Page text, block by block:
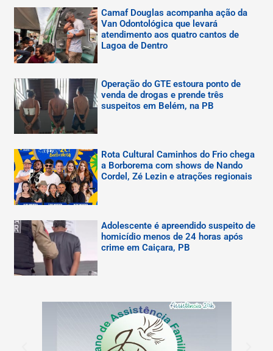
Camaf Douglas acompanha ação da
Van Odontológica que levará
atendimento aos quatro cantos de
Lagoa de Dentro
Operação do GTE estoura ponto de
venda de drogas e prende três
suspeitos em Belém, na PB
Rota Cultural Caminhos do Frio chega
a Borborema com shows de Nando
Cordel, Zé Lezin e atrações regionais
Adolescente é apreendido suspeito de
homicídio menos de 24 horas após
crime em Caiçara, PB